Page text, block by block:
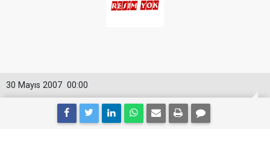
00:00
30 Mayıs 2007